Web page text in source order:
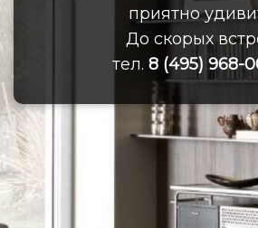
приятно
До скорых
тел. 8 (495) 968-